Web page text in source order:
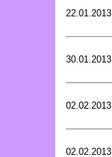
22.01.2013
30.01.2013
02.02.2013
02.02.2013